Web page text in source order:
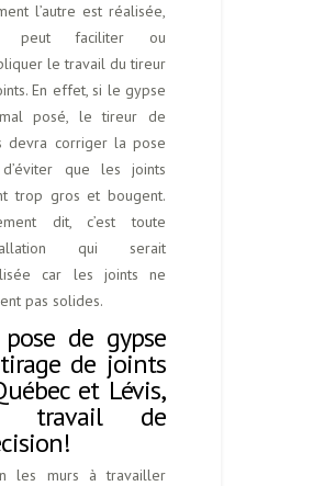
l’autre est réalisée,
peut faciliter ou
le travail du tireur
En effet, si le gypse
posé, le tireur de
devra corriger la pose
que les joints
trop gros et bougent.
dit, c’est toute
qui serait
car les joints ne
pas solides.
de gypse
de joints
et Lévis,
travail de
les murs à travailler